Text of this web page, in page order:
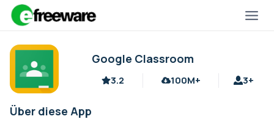
Zum
Inhalt
Google Classroom
3.2 100M+ 3+
Über diese App